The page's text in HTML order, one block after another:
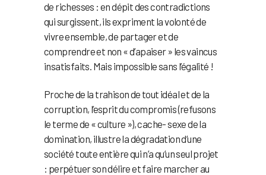
de richesses : en dépit des contradictions
qui surgissent, ils expriment la volonté de
vivre ensemble, de partager et de
comprendre et non « d’apaiser » les vaincus
insatisfaits. Mais impossible sans l’égalité !
Proche de la trahison de tout idéal et de la
corruption, l’esprit du compromis (refusons
le terme de « culture »), cache- sexe de la
domination, illustre la dégradation d’une
société toute entière qui n’a qu’un seul projet
: perpétuer son délire et faire marcher au